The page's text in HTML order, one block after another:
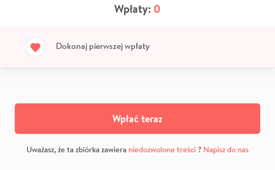
Wpłaty: 0
Dokonaj pierwszej wpłaty
Wpłać teraz
Uważasz, że ta zbiórka zawiera niedozwolone treści? Napisz do nas